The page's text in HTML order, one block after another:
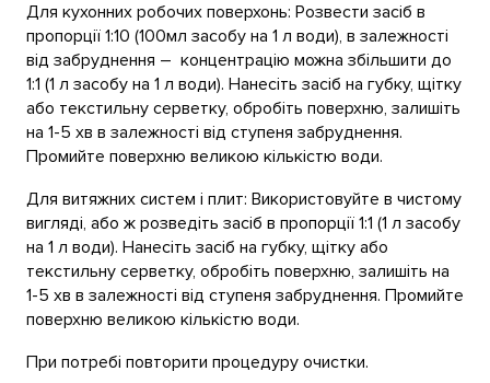
Для кухонних робочих поверхонь: Розвести засіб в
пропорції 1:10 (100мл засобу на 1 л води), в залежності
від забруднення – концентрацію можна збільшити до
1:1 (1 л засобу на 1 л води). Нанесіть засіб на губку, щітку
або текстильну серветку, обробіть поверхню, залишіть
на 1-5 хв в залежності від ступеня забруднення.
Промийте поверхню великою кількістю води.
Для витяжних систем і плит: Використовуйте в чистому
вигляді, або ж розведіть засіб в пропорції 1:1 (1 л засобу
на 1 л води). Нанесіть засіб на губку, щітку або
текстильну серветку, обробіть поверхню, залишіть на
1-5 хв в залежності від ступеня забруднення. Промийте
поверхню великою кількістю води.
При потребі повторити процедуру очистки.